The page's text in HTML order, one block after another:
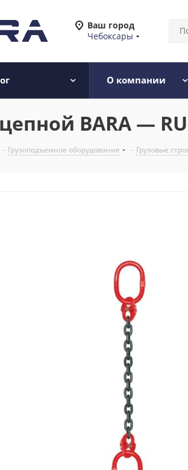
Ваш город
Чебоксары
О компании
BARA —
- Грузоподъемное оборудование - Грузовые